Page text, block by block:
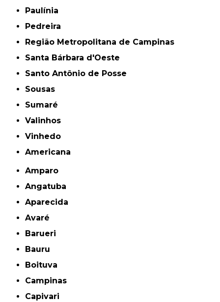
Paulínia
Pedreira
Região Metropolitana de Campinas
Santa Bárbara d'Oeste
Santo Antônio de Posse
Sousas
Sumaré
Valinhos
Vinhedo
americana
Amparo
Angatuba
Aparecida
Avaré
Barueri
Bauru
Boituva
Campinas
Capivari